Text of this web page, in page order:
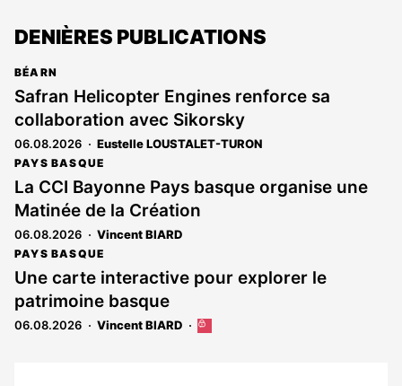
DENIÈRES PUBLICATIONS
BÉARN
Safran Helicopter Engines renforce sa
collaboration avec Sikorsky
06.08.2026 Eustelle LOUSTALET-TURON
PAYS BASQUE
La CCI Bayonne Pays basque organise une
Matinée de la Création
06.08.2026 Vincent BIARD
PAYS BASQUE
Une carte interactive pour explorer le
patrimoine basque
06.08.2026 Vincent BIARD
Cet